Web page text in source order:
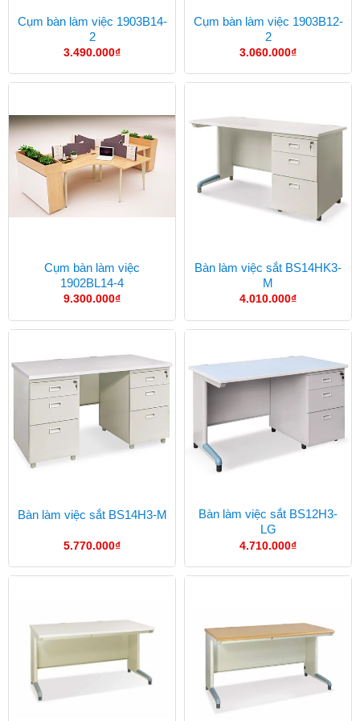
Cụm bàn làm việc 1903B14-
2
3.490.000₫
Cụm bàn làm việc 1903B12-
2
3.060.000₫
Cụm bàn làm việc
1902BL14-4
9.300.000₫
Bàn làm việc sắt BS14HK3-
M
4.010.000₫
Bàn làm việc sắt BS14H3-M
5.770.000₫
Bàn làm việc sắt BS12H3-
LG
4.710.000₫